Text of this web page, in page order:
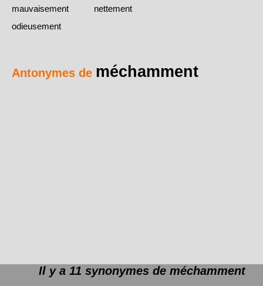
mauvaisement
nettement
odieusement
Antonymes de méchamment
Il y a 11 synonymes de méchamment